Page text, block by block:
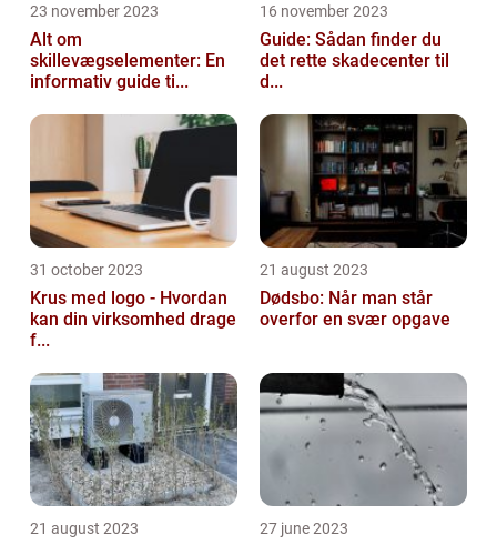
23 november 2023
Alt om
skillevægselementer: En
informativ guide ti...
16 november 2023
Guide: Sådan finder du
det rette skadecenter til
d...
31 october 2023
Krus med logo - Hvordan
kan din virksomhed drage
f...
21 august 2023
Dødsbo: Når man står
overfor en svær opgave
21 august 2023 27 june 2023